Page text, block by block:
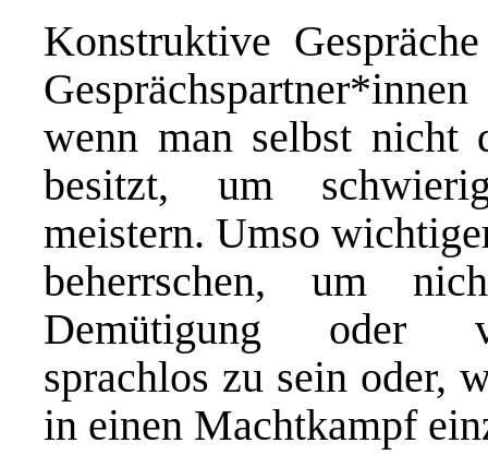
Konstruktive
wenn man selbst nicht
besitzt, um
meistern. Umso
beherrschen, um
Demütigung oder
sprachlos zu sein oder,
in einen Machtkampf